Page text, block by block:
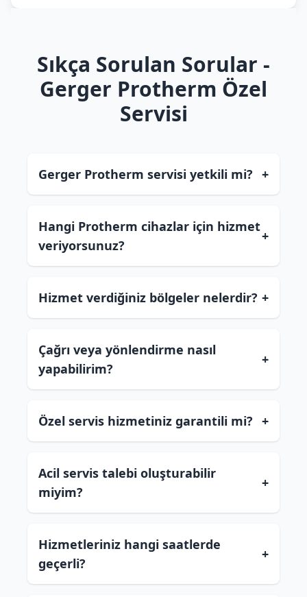
Sıkça Sorulan Sorular -
Gerger Protherm Özel
Servisi
Gerger Protherm servisi yetkili mi? +
Hangi Protherm cihazlar için hizmet
veriyorsunuz?
+
Hizmet verdiğiniz bölgeler nelerdir? +
Çağrı veya yönlendirme nasıl
yapabilirim?
+
Özel servis hizmetiniz garantili mi? +
Acil servis talebi oluşturabilir
miyim?
+
Hizmetleriniz hangi saatlerde
geçerli?
+